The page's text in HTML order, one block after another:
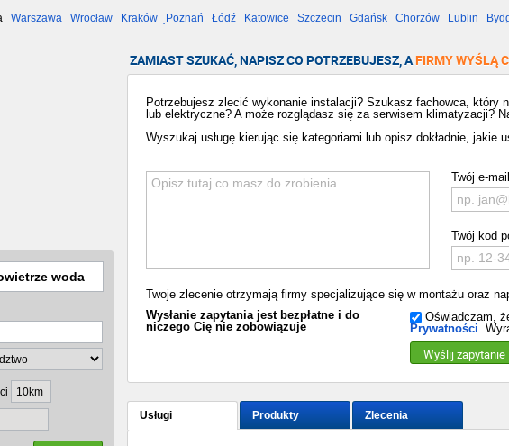
Warszawa Wrocław Kraków Poznań Łódź Katowice Szczecin Gdańsk Chorzów Lublin
ZAMIAST SZUKAĆ, NAPISZ CO POTRZEBUJESZ, AFIRMY WYŚLĄ
Potrzebujesz zlecić wykonanie instalacji? Szukasz fachowca, który
lub elektryczne? A może rozglądasz się za serwisem klimatyzacji?
Wyszukaj usługę kierując się kategoriami lub opisz dokładnie, jakie
Twój e-mail
Twój kod
Twoje zlecenie otrzymają firmy specjalizujące się w montażu oraz
Wysłanie zapytania jest bezpłatne i do
niczego Cię nie zobowiązuje
Oświadczam,
Prywatności.
Wyślij zapytanie
Usługi Produkty Zlecenia